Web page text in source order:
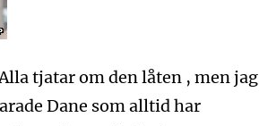
tjatar om den låten , men jag
Dane som alltid har